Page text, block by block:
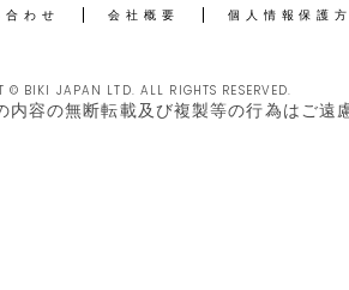
合わせ 会社概要 個人情報保護
© BIKI JAPAN LTD. ALL RIGHTS RESERVED.
容の無断転載及び複製等の行為はご遠